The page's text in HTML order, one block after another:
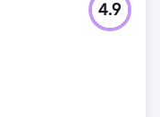
4.9